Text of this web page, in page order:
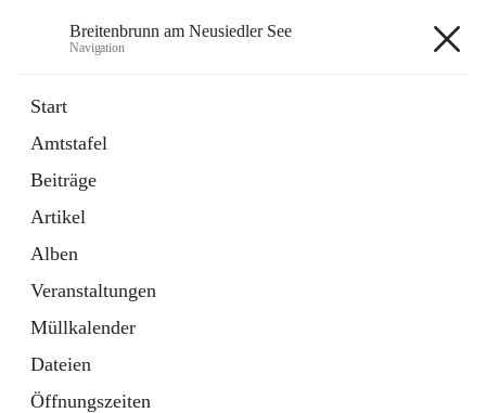
Breitenbrunn am Neusiedler See
Navigation
Start
Amtstafel
Beiträge
Artikel
Alben
Veranstaltungen
Müllkalender
Dateien
Öffnungszeiten
18 Schnellzugriffe
Gemeindeservice